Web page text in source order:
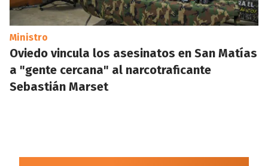
Ministro
Oviedo vincula los asesinatos en San Matías
a "gente cercana" al narcotraficante
Sebastián Marset